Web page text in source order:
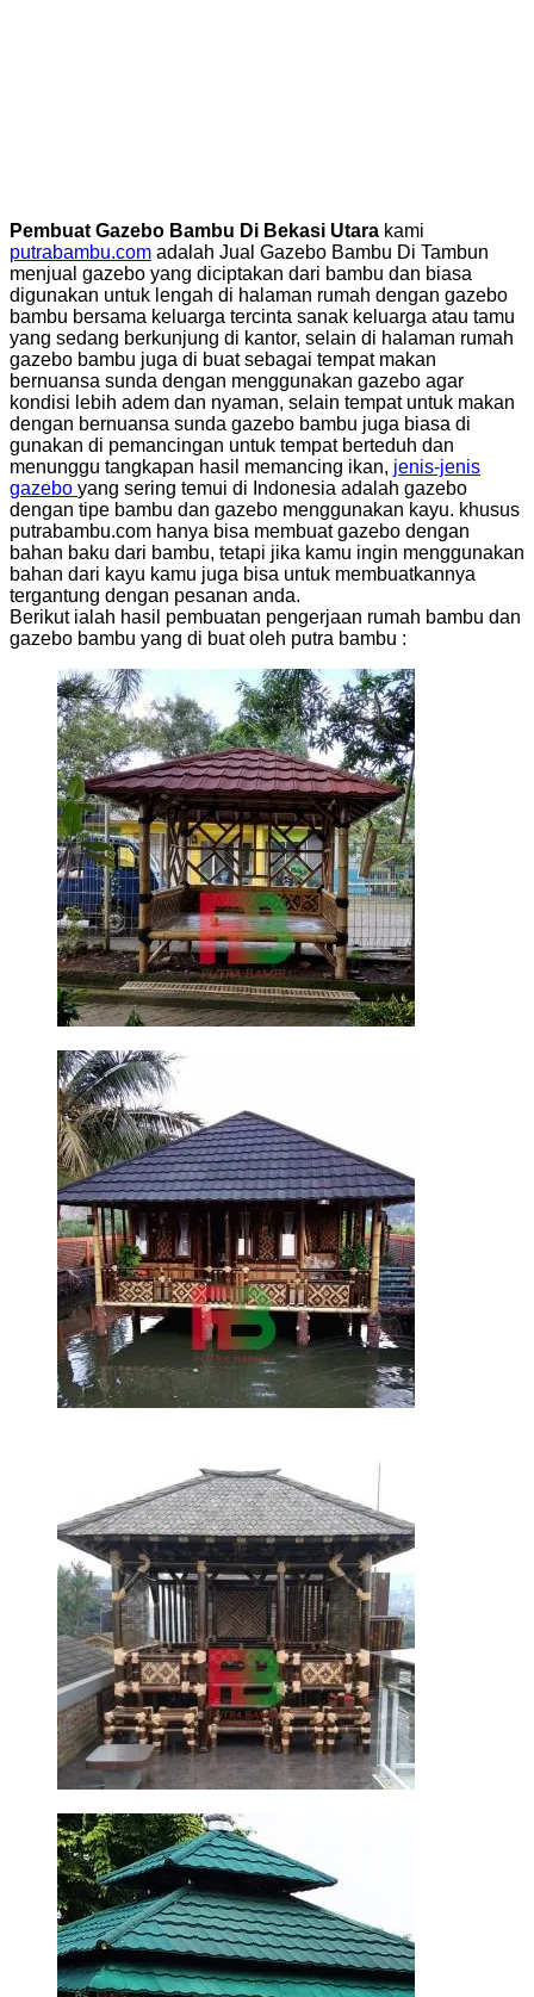
Pembuat Gazebo Bambu Di Bekasi Utara kami
putrabambu.com adalah Jual Gazebo Bambu Di Tambun
menjual gazebo yang diciptakan dari bambu dan biasa
digunakan untuk lengah di halaman rumah dengan gazebo
bambu bersama keluarga tercinta sanak keluarga atau tamu
yang sedang berkunjung di kantor, selain di halaman rumah
gazebo bambu juga di buat sebagai tempat makan
bernuansa sunda dengan menggunakan gazebo agar
kondisi lebih adem dan nyaman, selain tempat untuk makan
dengan bernuansa sunda gazebo bambu juga biasa di
gunakan di pemancingan untuk tempat berteduh dan
menunggu tangkapan hasil memancing ikan, jenis-jenis
gazebo yang sering temui di Indonesia adalah gazebo
dengan tipe bambu dan gazebo menggunakan kayu. khusus
putrabambu.com hanya bisa membuat gazebo dengan
bahan baku dari bambu, tetapi jika kamu ingin menggunakan
bahan dari kayu kamu juga bisa untuk membuatkannya
tergantung dengan pesanan anda.
Berikut ialah hasil pembuatan pengerjaan rumah bambu dan
gazebo bambu yang di buat oleh putra bambu :